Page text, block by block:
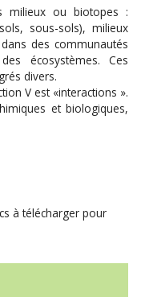
milieux ou biotopes :
sous-sols), milieux
des communautés
écosystèmes. Ces
divers.
V est «interactions ».
et biologiques,
à télécharger pour